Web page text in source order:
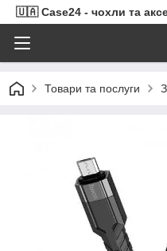
🇺🇦 Case24 - чохли та
Товари та послуги